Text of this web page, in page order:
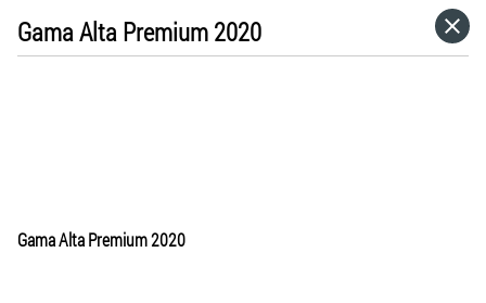
Gama Alta Premium 2020
Gama Alta Premium 2020
HOME